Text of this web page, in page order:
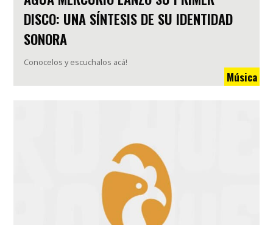
DISCO: UNA SÍNTESIS DE SU IDENTIDAD
SONORA
Conocelos y escuchalos acá!
Música